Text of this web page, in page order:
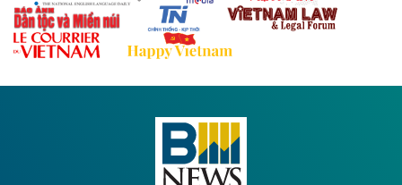
Theo baodautu.vn
Đề xuất đầu tư 11.500 tỷ đồng xây dựng cao
tốc CT.11 qua Ninh Bình
Đông A dài khoảng 25,1 km được kỳ vọng sẽ tạo động
lực phát triển kinh tế - xã hội khu vực phía Nam đồng